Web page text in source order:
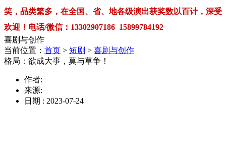
笑，品类繁多，在全国、省、地各级演出获奖数以百计，深受
欢迎！电话/微信：13302907186 15899784192
喜剧与创作
当前位置： 首页 > 短剧 > 喜剧与创作
格局：欲成大事，莫与草争！
作者:
来源:
日期 : 2023-07-24